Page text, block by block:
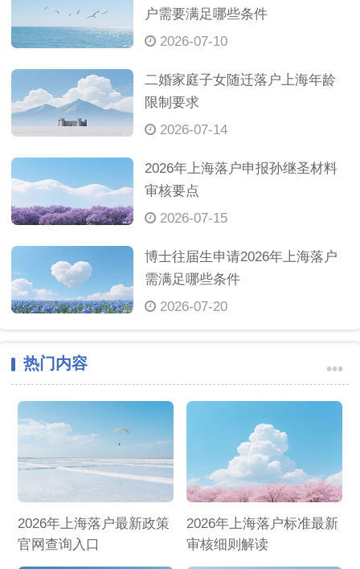
户需要满足哪些条件
2026-07-10
二婚家庭子女随迁落户上海年龄
限制要求
2026-07-14
2026年上海落户申报孙继圣材料
审核要点
2026-07-15
博士往届生申请2026年上海落户
需满足哪些条件
2026-07-20
热门内容 •••
2026年上海落户最新政策
官网查询入口
2026年上海落户标准最新
审核细则解读